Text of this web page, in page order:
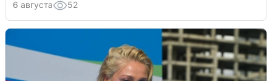
6 августа 52